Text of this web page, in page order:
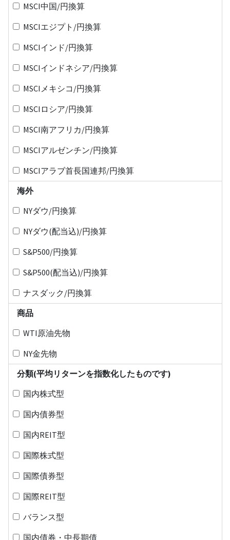
MSCI中国/円換算
MSCIエジプト/円換算
MSCIインド/円換算
MSCIインドネシア/円換算
MSCIメキシコ/円換算
MSCIロシア/円換算
MSCI南アフリカ/円換算
MSCIアルゼンチン/円換算
MSCIアラブ首長国連邦/円換算
海外
NYダウ/円換算
NYダウ(配当込)/円換算
S&P500/円換算
S&P500(配当込)/円換算
ナスダック/円換算
商品
WTI原油先物
NY金先物
分類(平均リターンを指数化したものです)
国内株式型
国内債券型
国内REIT型
国際株式型
国際債券型
国際REIT型
バランス型
国内債券・中長期債